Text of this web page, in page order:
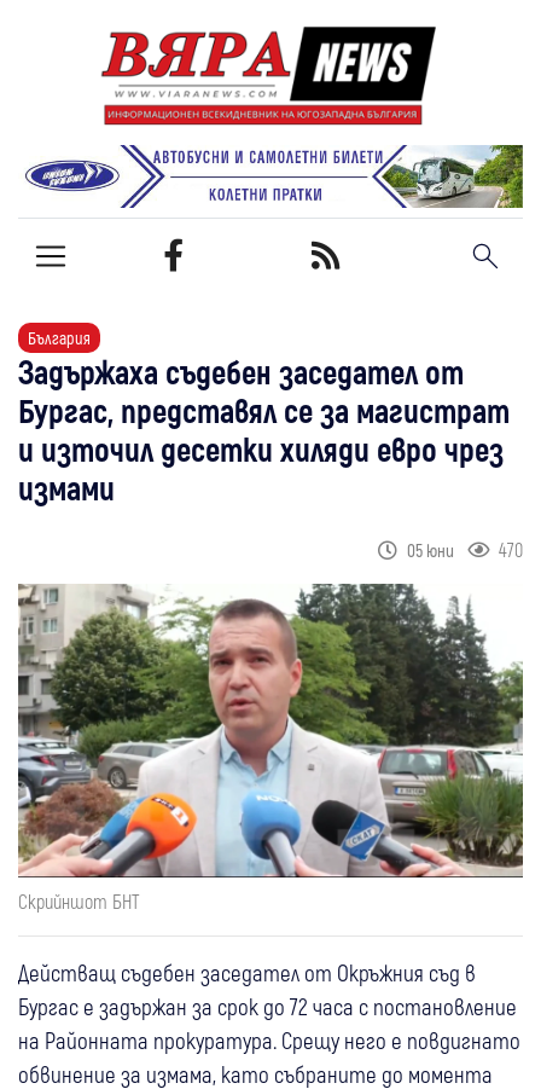
България
Задържаха съдебен заседател от
Бургас, представял се за магистрат
и източил десетки хиляди евро чрез
измами
05 юни 470
Скрийншот БНТ
Действащ съдебен заседател от Окръжния съд в
Бургас е задържан за срок до 72 часа с постановление
на Районната прокуратура. Срещу него е повдигнато
обвинение за измама, като събраните до момента